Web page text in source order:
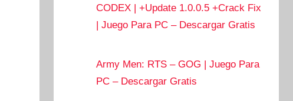
CODEX | +Update 1.0.0.5 +Crack Fix
| Juego Para PC – Descargar Gratis
Army Men: RTS – GOG | Juego Para
PC – Descargar Gratis